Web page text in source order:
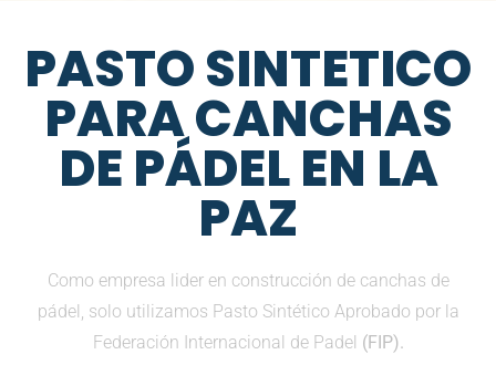
PASTO SINTETICO
PARA CANCHAS
DE PÁDEL EN LA
PAZ
Como empresa lider en construcción de canchas de
pádel, solo utilizamos Pasto Sintético Aprobado por la
Federación Internacional de Padel (FIP).